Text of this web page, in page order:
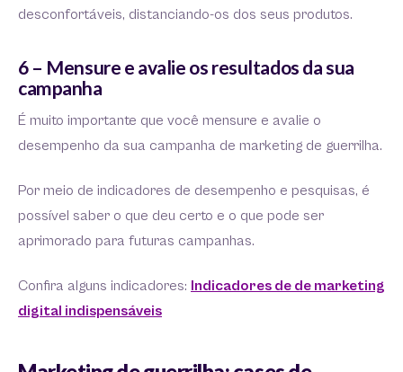
desconfortáveis, distanciando-os dos seus produtos.
6 – Mensure e avalie os resultados da sua
campanha
É muito importante que você mensure e avalie o
desempenho da sua campanha de marketing de guerrilha.
Por meio de indicadores de desempenho e pesquisas, é
possível saber o que deu certo e o que pode ser
aprimorado para futuras campanhas.
Confira alguns indicadores: Indicadores de de marketing
digital indispensáveis